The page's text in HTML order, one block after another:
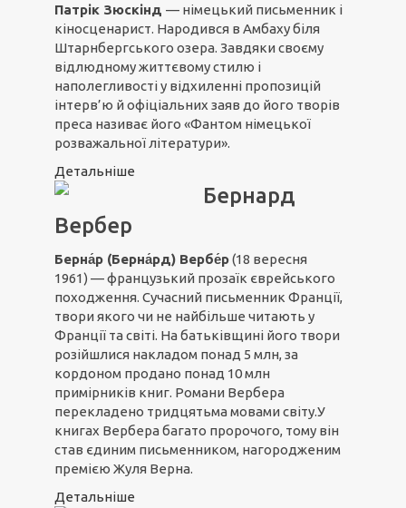
Патрік Зюскінд — німецький письменник і
кіносценарист. Народився в Амбаху біля
Штарнбергського озера. Завдяки своєму
відлюдному життєвому стилю і
наполегливості у відхиленні пропозицій
інтерв’ю й офіціальних заяв до його творів
преса називає його «Фантом німецької
розважальної літератури».
Детальніше
Бернард
Вербер
Берна́р (Берна́рд) Вербе́р(18 вересня
1961) — французький прозаїк єврейського
походження. Сучасний письменник Франції,
твори якого чи не найбільше читають у
Франції та світі. На батьківщині його твори
розійшлися накладом понад 5 млн, за
кордоном продано понад 10 млн
примірників книг. Романи Вербера
перекладено тридцятьма мовами світу.У
книгах Вербера багато пророчого, тому він
став єдиним письменником, нагородженим
премією Жуля Верна.
Детальніше